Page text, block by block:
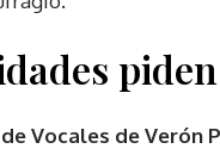
Vocales de Verón